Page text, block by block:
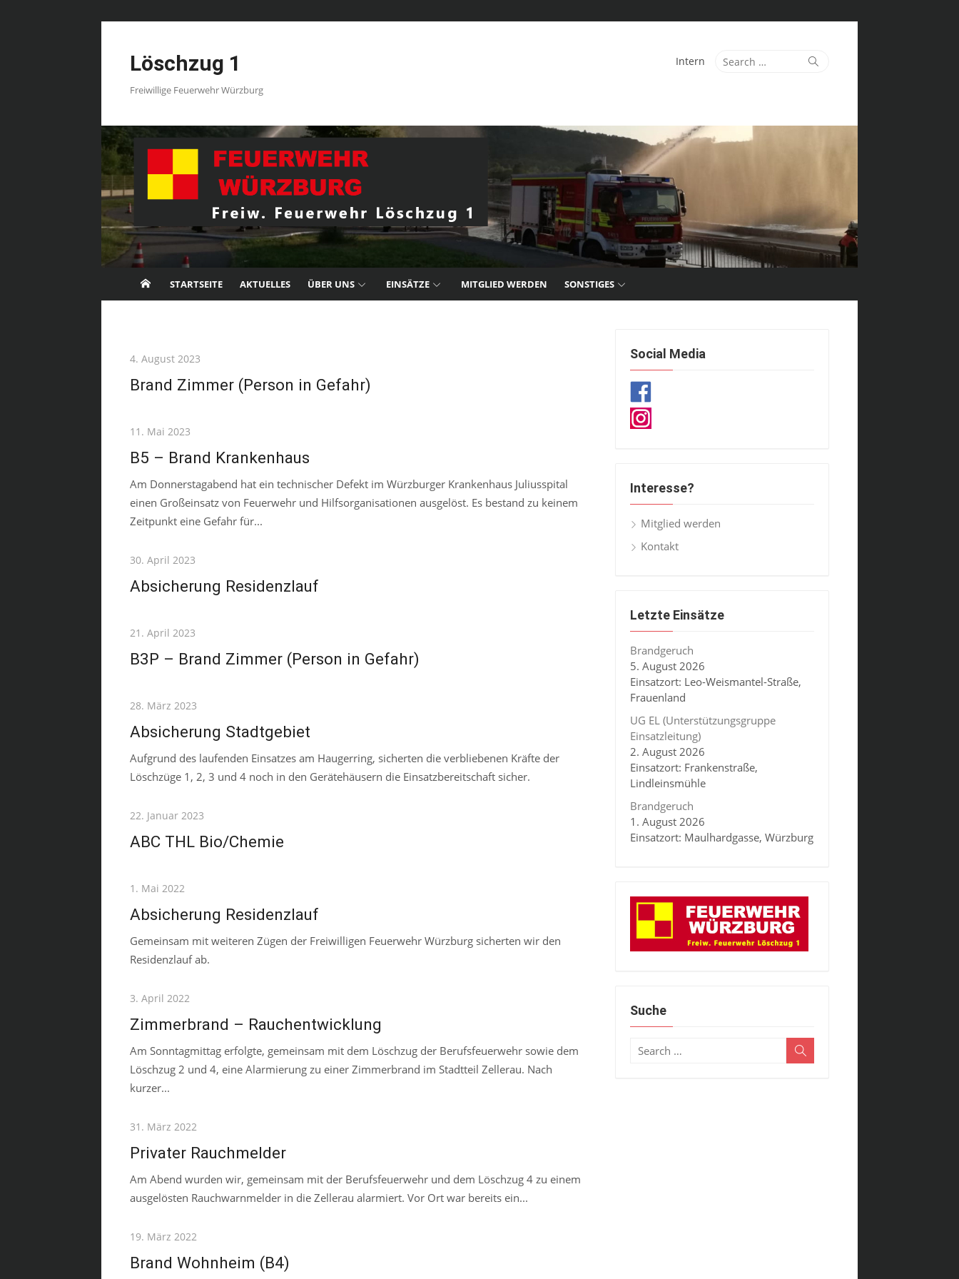
Löschzug 1
Freiwillige Feuerwehr Würzburg
Search
Search
Intern
STARTSEITE AKTUELLES ÜBER UNS EINSÄTZE MITGLIED WERDEN SONSTIGES
Posted
4. August 2023
Brand Zimmer (Person in Gefahr)
Posted
11. Mai 2023
B5 – Brand Krankenhaus
Am Donnerstagabend hat ein technischer Defekt im Würzburger Krankenhaus Juliusspital
einen Großeinsatz von Feuerwehr und Hilfsorganisationen ausgelöst. Es bestand zu keinem
Zeitpunkt eine Gefahr für...
Posted
30. April 2023
Absicherung Residenzlauf
Posted
21. April 2023
B3P – Brand Zimmer (Person in Gefahr)
Posted
28. März 2023
Absicherung Stadtgebiet
Aufgrund des laufenden Einsatzes am Haugerring, sicherten die verbliebenen Kräfte der
Löschzüge 1, 2, 3 und 4 noch in den Gerätehäusern die Einsatzbereitschaft sicher.
Posted
22. Januar 2023
ABC THL Bio/Chemie
Posted
1. Mai 2022
Absicherung Residenzlauf
Gemeinsam mit weiteren Zügen der Freiwilligen Feuerwehr Würzburg sicherten wir den
Residenzlauf ab.
Posted
3. April 2022
Zimmerbrand – Rauchentwicklung
Am Sonntagmittag erfolgte, gemeinsam mit dem Löschzug der Berufsfeuerwehr sowie dem
Löschzug 2 und 4, eine Alarmierung zu einer Zimmerbrand im Stadtteil Zellerau. Nach
kurzer...
Posted
31. März 2022
Privater Rauchmelder
Am Abend wurden wir, gemeinsam mit der Berufsfeuerwehr und dem Löschzug 4 zu einem
ausgelösten Rauchwarnmelder in die Zellerau alarmiert. Vor Ort war bereits ein...
Posted
19. März 2022
Brand Wohnheim (B4)
Social Media
Interesse?
Mitglied werden
Kontakt
Letzte Einsätze
Brandgeruch
5. August 2026
Einsatzort: Leo-Weismantel-Straße,
Frauenland
UG EL (Unterstützungsgruppe
Einsatzleitung)
2. August 2026
Einsatzort: Frankenstraße,
Lindleinsmühle
Brandgeruch
1. August 2026
Einsatzort: Maulhardgasse, Würzburg
Suche
Search